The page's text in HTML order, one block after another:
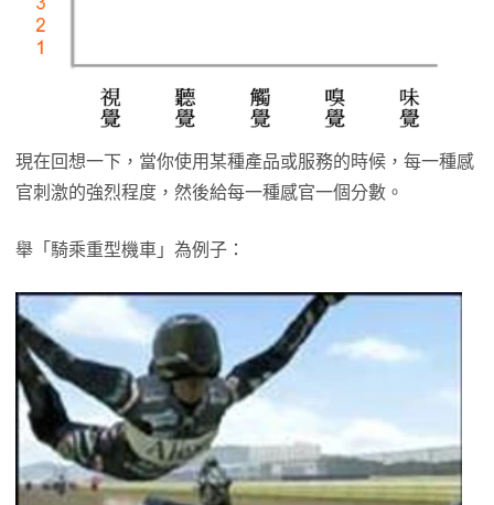
現在回想一下，當你使用某種產品或服務的時候，每一種感
官刺激的強烈程度，然後給每一種感官一個分數。
舉「騎乘重型機車」為例子：